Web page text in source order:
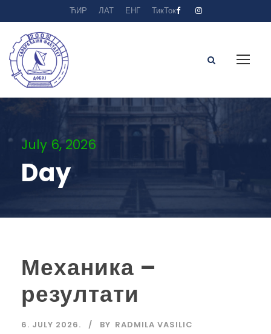
ЋИР ЛАТ ЕНГ ТикТок
July 6, 2026
Day
Механика –
резултати
6. JULY 2026. BY RADMILA VASILIC